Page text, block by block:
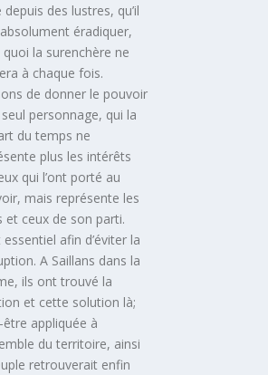
depuis des lustres, qu’il
éradiquer,
quoi la surenchère ne
à chaque fois.
de donner le pouvoir
personnage, qui la
du temps ne
plus les intérêts
qui l’ont porté au
mais représente les
et ceux de son parti.
essentiel afin d’éviter la
A Saillans dans la
ils ont trouvé la
et cette solution là;
être appliquée à
du territoire, ainsi
retrouverait enfin